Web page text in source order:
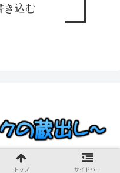
き込む
クの蔵出し～.
トップ サイドバー